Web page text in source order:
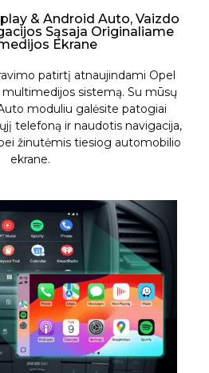
& Android Auto, Vaizdo
Sąsaja Originaliame
Ekrane
patirtį atnaujindami Opel
multimedijos sistemą. Su mūsų
moduliu galėsite patogiai
telefoną ir naudotis navigacija,
žinutėmis tiesiog automobilio
ekrane.